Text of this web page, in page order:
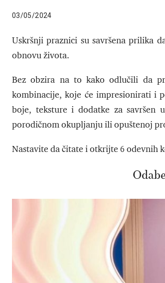
03/05/2024
Uskršnji praznici su savršena prilika
obnovu života.
Bez obzira na to kako odlučili da
kombinacije, koje će impresionirati i
boje, teksture i dodatke za
porodičnom okupljanju ili opuštenoj
Nastavite da čitate i otkrijte 6 odevnih